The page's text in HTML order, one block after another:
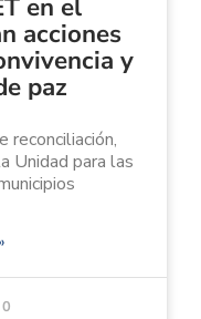
acciones
y
paz
reconciliación,
Unidad para las